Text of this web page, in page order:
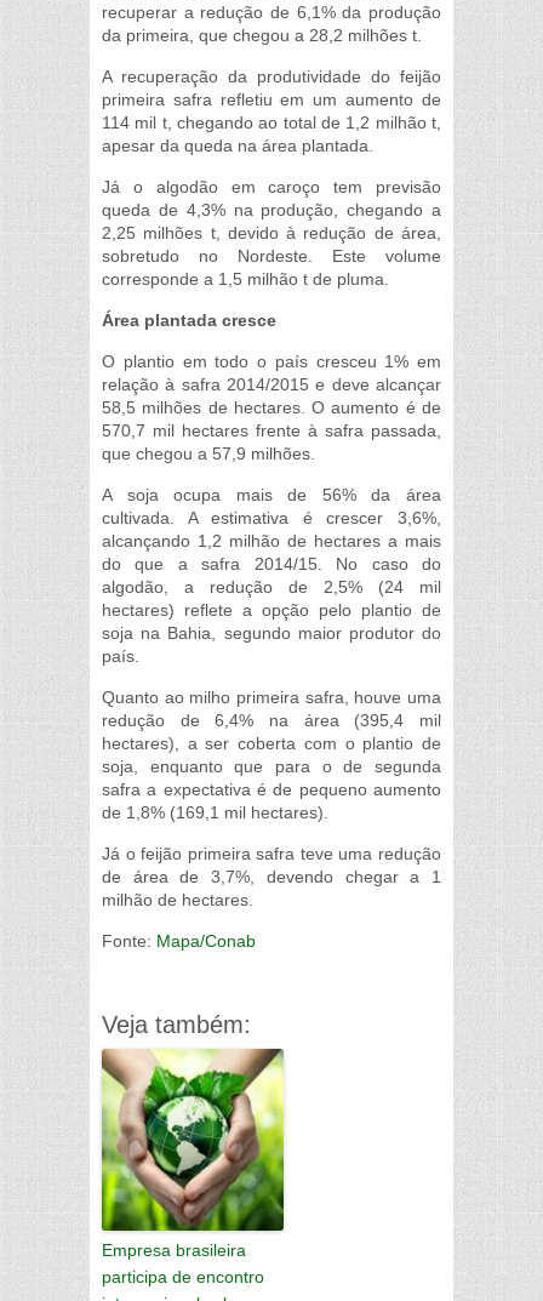
recuperar a redução de 6,1% da produção
da primeira, que chegou a 28,2 milhões t.
A recuperação da produtividade do feijão
primeira safra refletiu em um aumento de
114 mil t, chegando ao total de 1,2 milhão t,
apesar da queda na área plantada.
Já o algodão em caroço tem previsão
queda de 4,3% na produção, chegando a
2,25 milhões t, devido à redução de área,
sobretudo no Nordeste. Este volume
corresponde a 1,5 milhão t de pluma.
Área plantada cresce
O plantio em todo o país cresceu 1% em
relação à safra 2014/2015 e deve alcançar
58,5 milhões de hectares. O aumento é de
570,7 mil hectares frente à safra passada,
que chegou a 57,9 milhões.
A soja ocupa mais de 56% da área
cultivada. A estimativa é crescer 3,6%,
alcançando 1,2 milhão de hectares a mais
do que a safra 2014/15. No caso do
algodão, a redução de 2,5% (24 mil
hectares) reflete a opção pelo plantio de
soja na Bahia, segundo maior produtor do
país.
Quanto ao milho primeira safra, houve uma
redução de 6,4% na área (395,4 mil
hectares), a ser coberta com o plantio de
soja, enquanto que para o de segunda
safra a expectativa é de pequeno aumento
de 1,8% (169,1 mil hectares).
Já o feijão primeira safra teve uma redução
de área de 3,7%, devendo chegar a 1
milhão de hectares.
Fonte: Mapa/Conab
Veja também:
Empresa brasileira
participa de encontro